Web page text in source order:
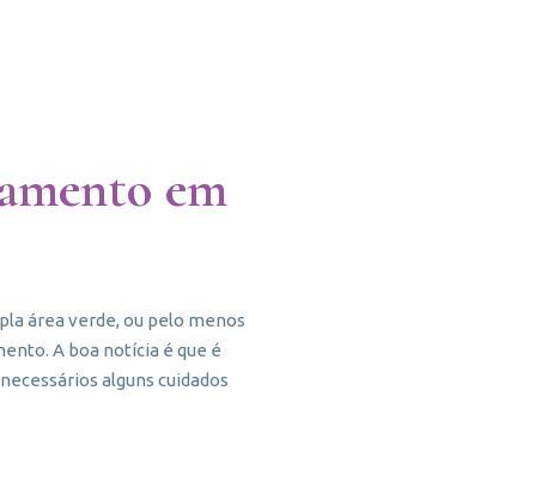
em
área verde, ou pelo menos
A boa notícia é que é
alguns cuidados